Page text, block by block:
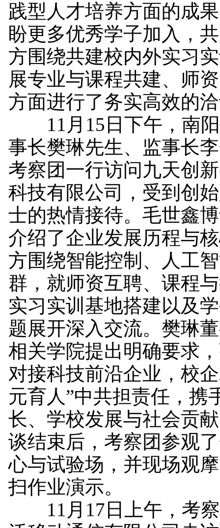
践型人才培养方面的成
盼更多优秀学子加入，
方围绕共建校内外实习
展专业与课程共建、师
方面进行了务实高效的
11月15日下午，南阳
事长樊琳先生、监事长
考察团一行访问九天创
科技有限公司，受到创
士的热情接待。毛世鑫
介绍了企业发展历程与
方围绕智能控制、人工
群，就师资互聘、课程
实习实训基地搭建以及
题展开深入交流。樊琳
相关学院提出明确要求
对接科技前沿企业，校
元育人”中共担责任，携
长、学校发展与社会贡
谈结束后，考察团参观
心与试验场，并现场观
扫作业演示。
11月17日上午，考察